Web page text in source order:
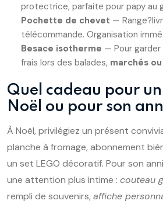
protectrice, parfaite pour papy au
Pochette de chevet —
télécommande. Organisation
Besace isotherme — Pour
frais lors des balades, marchés
Quel cadeau pour
Noël ou pour son
À Noël, privilégiez un présent
planche à fromage, abonnement
un set LEGO décoratif. Pour son
une attention plus intime : couteau
rempli de souvenirs, affiche